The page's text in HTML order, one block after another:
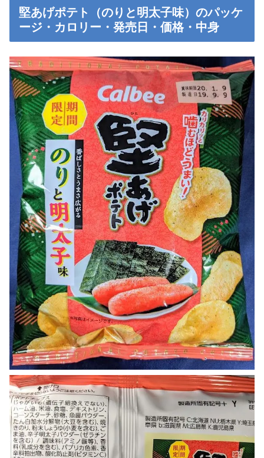
堅あげポテト（のりと明太子味）のパッケ
ージ・カロリー・発売日・価格・中身